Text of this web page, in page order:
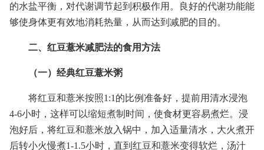
的水盐平衡，对代谢调节起到积极作用。良好的代谢功能能
够使身体更有效地消耗热量，从而达到减肥的目的。
二、红豆薏米减肥法的食用方法
（一）经典红豆薏米粥
将红豆和薏米按照1:1的比例准备好，提前用清水浸泡
4-6小时，这样可以缩短煮制时间，使食材更容易煮烂。浸
泡好后，将红豆和薏米放入锅中，加入适量清水，大火煮开
后转小火慢煮1-1.5小时，直到红豆和薏米变得软烂，汤汁